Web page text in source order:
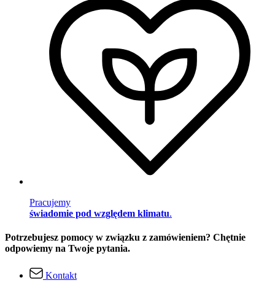
Pracujemy
świadomie pod względem klimatu.
Potrzebujesz pomocy w związku z zamówieniem? Chętnie
odpowiemy na Twoje pytania.
Kontakt